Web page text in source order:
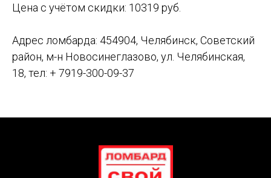
Цена с учётом скидки: 10319 руб.
Адрес ломбарда: 454904, Челябинск, Советский
район, м-н Новосинеглазово, ул. Челябинская,
18, тел: + 7919-300-09-37